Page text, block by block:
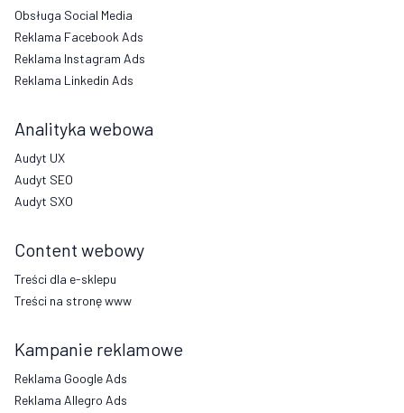
Obsługa Social Media
Reklama Facebook Ads
Reklama Instagram Ads
Reklama Linkedin Ads
Analityka webowa
Audyt UX
Audyt SEO
Audyt SXO
Content webowy
Treści dla e-sklepu
Treści na stronę www
Kampanie reklamowe
Reklama Google Ads
Reklama Allegro Ads